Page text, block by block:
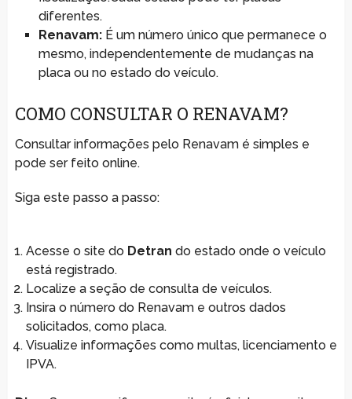
diferentes.
Renavam:É um número único que permanece o
mesmo, independentemente de mudanças na
placa ou no estado do veículo.
COMO CONSULTAR O RENAVAM?
Consultar informações pelo Renavam é simples e
pode ser feito online.
Siga este passo a passo:
Acesse o site do Detran do estado onde o veículo
está registrado.
Localize a seção de consulta de veículos.
Insira o número do Renavam e outros dados
solicitados, como placa.
Visualize informações como multas, licenciamento e
IPVA.